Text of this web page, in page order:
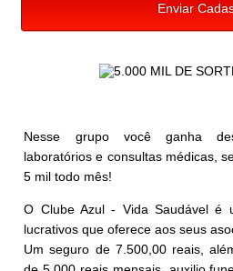
Enviar
Nesse grupo você ganha
laboratórios e consultas médicas,
5 mil todo mês!
O Clube Azul - Vida Saudável é
lucrativos que oferece aos seus
Um seguro de 7.500,00 reais,